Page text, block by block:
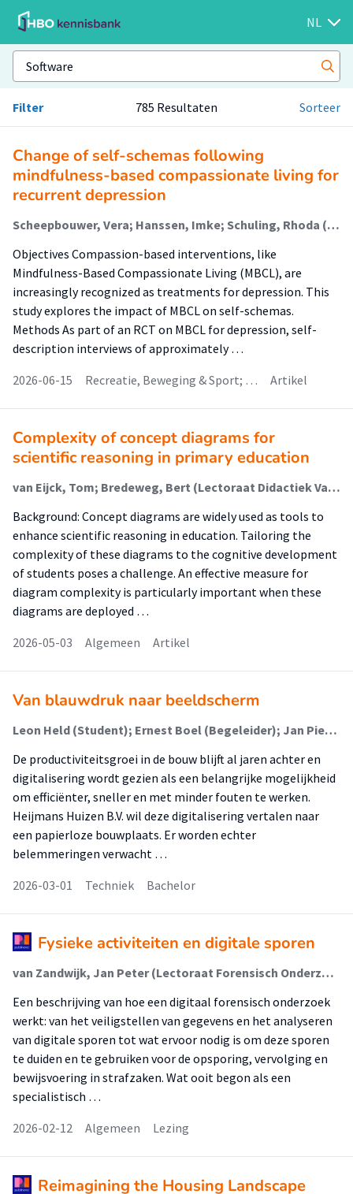
NL
Filter 785 Resultaten Sorteer
Change of self-schemas following
mindfulness-based compassionate living for
recurrent depression
Scheepbouwer, Vera; Hanssen, Imke; Schuling, Rhoda (Healthy Lifestyle, Sports And Physical Activity); Huijbers, Marloes; Collin, Guusje; Westerhof, Gerben; Speckens, Anne
Objectives Compassion-based interventions, like
Mindfulness-Based Compassionate Living (MBCL), are
increasingly recognized as treatments for depression. This
study explores the impact of MBCL on self-schemas.
Methods As part of an RCT on MBCL for depression, self-
description interviews of approximately …
2026-06-15
Recreatie, Beweging & Sport; … Artikel
Complexity of concept diagrams for
scientific reasoning in primary education
van Eijck, Tom; Bredeweg, Bert (Lectoraat Didactiek Van De Bètavakken); Oostdam, Ron (Kenniscentrum Onderwijs En Opvoeding); Zijlstra, Bonne J.H.
Background: Concept diagrams are widely used as tools to
enhance scientific reasoning in education. Tailoring the
complexity of these diagrams to the cognitive development
of students poses a challenge. An effective measure for
diagram complexity is particularly important when these
diagrams are deployed …
2026-05-03
Algemeen Artikel
Van blauwdruk naar beeldscherm
Leon Held (Student); Ernest Boel (Begeleider); Jan Pieter van Dalen (Begeleider)
De productiviteitsgroei in de bouw blijft al jaren achter en
digitalisering wordt gezien als een belangrijke mogelijkheid
om efficiënter, sneller en met minder fouten te werken.
Heijmans Huizen B.V. wil deze digitalisering vertalen naar
een papierloze bouwplaats. Er worden echter
belemmeringen verwacht …
2026-03-01
Techniek Bachelor
Fysieke activiteiten en digitale sporen
van Zandwijk, Jan Peter (Lectoraat Forensisch Onderzoek)
Een beschrijving van hoe een digitaal forensisch onderzoek
werkt: van het veiligstellen van gegevens en het analyseren
van digitale sporen tot wat ervoor nodig is om deze sporen
te duiden en te gebruiken voor de opsporing, vervolging en
bewijsvoering in strafzaken. Wat ooit begon als een
specialistisch …
2026-02-12
Algemeen Lezing
Reimagining the Housing Landscape